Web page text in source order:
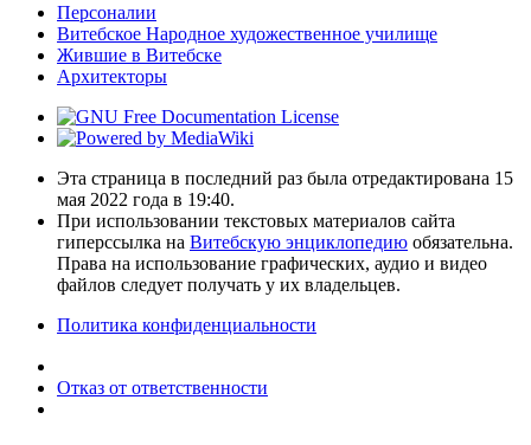
Персоналии
Витебское Народное художественное училище
Жившие в Витебске
Архитекторы
Эта страница в последний раз была отредактирована 15
мая 2022 года в 19:40.
При использовании текстовых материалов сайта
гиперссылка на Витебскую энциклопедию обязательна.
Права на использование графических, аудио и видео
файлов следует получать у их владельцев.
Политика конфиденциальности
Отказ от ответственности